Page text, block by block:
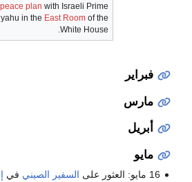
plan with Israeli Prime
in the East Room of the
White House.
فبراير
مارس
أبريل
مايو
16 مايو: العثور على السفير الصيني في